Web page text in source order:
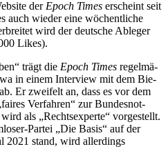
der Epoch Times erscheint seit
auch wieder eine wöchent­li­che
wird der deut­sche Ableger
Likes).
trägt die Epoch Times regel­mä­
in einem Inter­view mit dem Bie­
Er zwei­felt an, dass es vor dem
Ver­fah­ren“ zur Bun­des­not­
als „Rechts­experte“ vor­ge­stellt.
Partei „Die Basis“ auf der
2021 stand, wird aller­dings